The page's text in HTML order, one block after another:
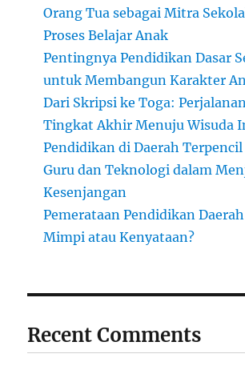
Orang Tua sebagai Mitra
Proses Belajar Anak
Pentingnya Pendidikan Dasar
untuk Membangun Karakter
Dari Skripsi ke Toga:
Tingkat Akhir Menuju Wisuda
Pendidikan di Daerah
Guru dan Teknologi dalam
Kesenjangan
Pemerataan Pendidikan
Mimpi atau Kenyataan?
Recent Comments